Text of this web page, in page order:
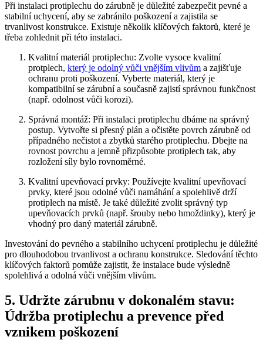
Při instalaci protiplechu do zárubně je důležité zabezpečit pevné a
stabilní uchycení, aby se zabránilo poškození a zajistila se
trvanlivost konstrukce. Existuje několik klíčových faktorů, které je
třeba zohlednit při této instalaci.
Kvalitní materiál protiplechu: Zvolte vysoce kvalitní
protplech, který je odolný vůči vnějším vlivům a zajišťuje
ochranu proti poškození. Vyberte materiál, který je
kompatibilní se zárubní a současně zajistí správnou funkčnost
(např. odolnost vůči korozi).
Správná montáž: Při instalaci protiplechu dbáme na správný
postup. Vytvořte si přesný plán a očistěte povrch zárubně od
případného nečistot a zbytků starého protiplechu. Dbejte na
rovnost povrchu a jemně přizpůsobte protiplech tak, aby
rozložení síly bylo rovnoměrné.
Kvalitní upevňovací prvky: Používejte kvalitní upevňovací
prvky, které jsou odolné vůči namáhání a spolehlivě drží
protiplech na místě. Je také důležité zvolit správný typ
upevňovacích prvků (např. šrouby nebo hmoždinky), který je
vhodný pro daný materiál zárubně.
Investování do pevného a stabilního uchycení protiplechu je důležité
pro dlouhodobou trvanlivost a ochranu konstrukce. Sledování těchto
klíčových faktorů pomůže zajistit, že instalace bude výsledně
spolehlivá a odolná vůči vnějším vlivům.
5. Udržte zárubnu v dokonalém stavu:
Údržba protiplechu a prevence před
vznikem poškození